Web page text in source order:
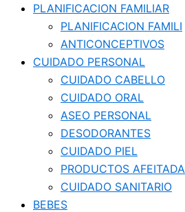
PLANIFICACION FAMILIAR
PLANIFICACION FAMILI
ANTICONCEPTIVOS
CUIDADO PERSONAL
CUIDADO CABELLO
CUIDADO ORAL
ASEO PERSONAL
DESODORANTES
CUIDADO PIEL
PRODUCTOS AFEITADA
CUIDADO SANITARIO
BEBES